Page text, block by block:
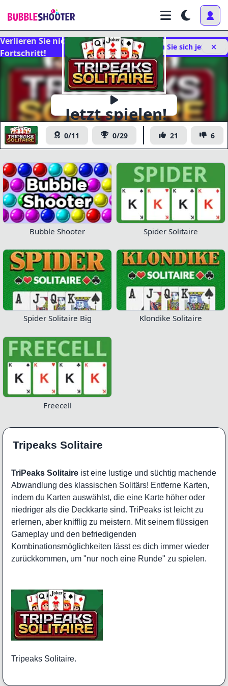
Jetzt spielen!
Verlieren Sie nicht Ihren
Fortschritt!
Melden Sie sich jetzt an
Tripeaks Solitaire
0/11 0/29 21 6
Bubble Shooter Spider Solitaire
Spider Solitaire Big Klondike Solitaire
Freecell
Tripeaks Solitaire
TriPeaks Solitaire ist eine lustige und süchtig machende
Abwandlung des klassischen Solitärs! Entferne Karten,
indem du Karten auswählst, die eine Karte höher oder
niedriger als die Deckkarte sind. TriPeaks ist leicht zu
erlernen, aber knifflig zu meistern. Mit seinem flüssigen
Gameplay und den befriedigenden
Kombinationsmöglichkeiten lässt es dich immer wieder
zurückkommen, um "nur noch eine Runde" zu spielen.
Tripeaks Solitaire.